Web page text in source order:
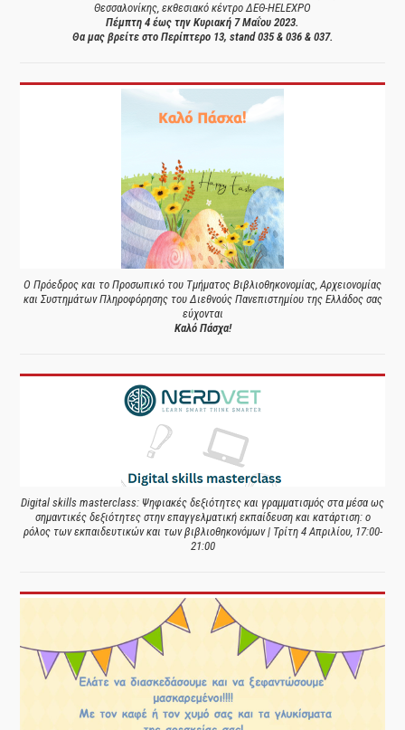
Θεσσαλονίκης, εκθεσιακό κέντρο ΔΕΘ-HELEXPO
Πέμπτη 4 έως την Κυριακή 7 Μαΐου 2023.
Θα μας βρείτε στο Περίπτερο 13, stand 035 & 036 & 037.
Ο Πρόεδρος και το Προσωπικό του Τμήματος Βιβλιοθηκονομίας, Αρχειονομίας
και Συστημάτων Πληροφόρησης του Διεθνούς Πανεπιστημίου της Ελλάδος σας
εύχονται
Καλό Πάσχα!
Digital skills masterclass: Ψηφιακές δεξιότητες και γραμματισμός στα μέσα ως
σημαντικές δεξιότητες στην επαγγελματική εκπαίδευση και κατάρτιση: ο
ρόλος των εκπαιδευτικών και των βιβλιοθηκονόμων | Τρίτη 4 Απριλίου, 17:00-
21:00